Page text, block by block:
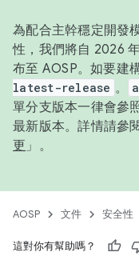
為配合主幹穩定開發
性，我們將自 2026
布至 AOSP。如要建
latest-release 。
單分支版本一律會參
最新版本。詳情請參
更 」。
AOSP 文件 安全性
這對你有幫助嗎？